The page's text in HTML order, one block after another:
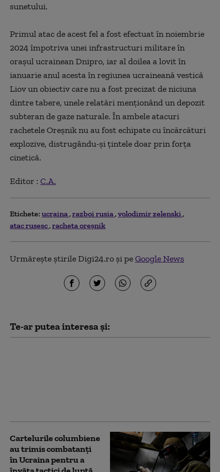
sunetului.
Primul atac de acest fel a fost efectuat în noiembrie
2024 împotriva unei infrastructuri militare în
oraşul ucrainean Dnipro, iar al doilea a lovit în
ianuarie anul acesta în regiunea ucraineană vestică
Liov un obiectiv care nu a fost precizat de niciuna
dintre tabere, unele relatări menţionând un depozit
subteran de gaze naturale. În ambele atacuri
rachetele Oreşnik nu au fost echipate cu încărcături
explozive, distrugându-şi ţintele doar prin forţa
cinetică.
Editor : C.A.
Etichete: ucraina razboi rusia volodimir zelenski
atac rusesc racheta oreșnik
Urmărește știrile Digi24.ro și peGoogle News
Te-ar putea interesa și:
Cartelurile columbiene
au trimis combatanți
în Ucraina pentru a